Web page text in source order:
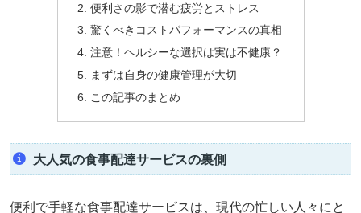
便利さの影で潜む疲労とストレス
驚くべきコストパフォーマンスの真相
注意！ヘルシーな選択は実は不健康？
まずは自身の健康管理が大切
この記事のまとめ
大人気の食事配達サービスの裏側
便利で手軽な食事配達サービスは、現代の忙しい人々にと